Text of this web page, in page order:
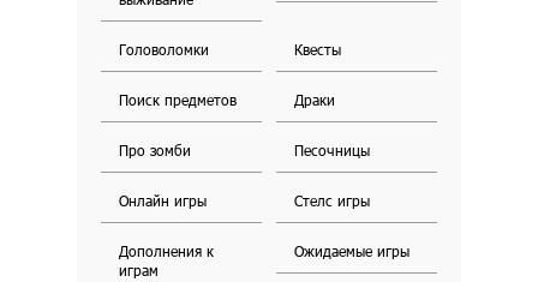
Головоломки Квесты
Поиск предметов Драки
Про зомби Песочницы
Онлайн игры Стелс игры
Дополнения к
играм
Ожидаемые игры